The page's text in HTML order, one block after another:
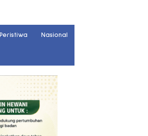
Peristiwa Nasional